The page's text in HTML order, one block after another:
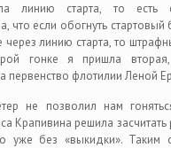
линию старта, то есть
что если обогнуть стартовый
через линию старта, то
гонке я пришла
первенство флотилии Леной
не позволил нам
Крапивина решила засчитать
уже без «выкидки». Таким